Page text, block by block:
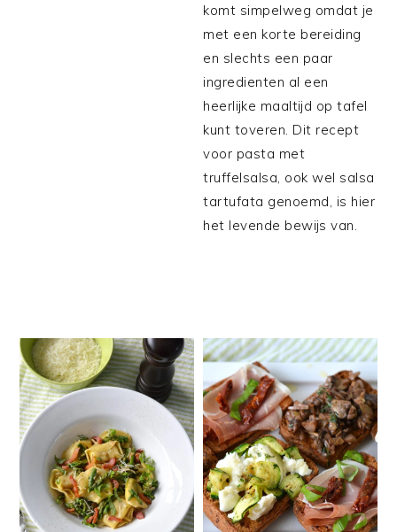
komt simpelweg omdat je
met een korte bereiding
en slechts een paar
ingredienten al een
heerlijke maaltijd op tafel
kunt toveren. Dit recept
voor pasta met
truffelsalsa, ook wel salsa
tartufata genoemd, is hier
het levende bewijs van.